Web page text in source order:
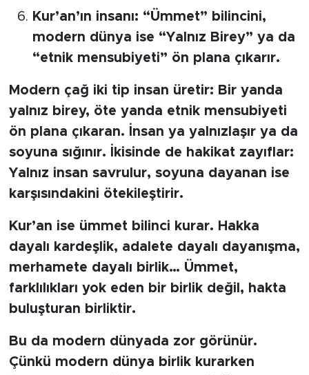
Kur’an’ın insanı: “Ümmet” bilincini,
modern dünya ise “Yalnız Birey” ya da
“etnik mensubiyeti” ön plana çıkarır.
Modern çağ iki tip insan üretir: Bir yanda
yalnız birey, öte yanda etnik mensubiyeti
ön plana çıkaran. İnsan ya yalnızlaşır ya da
soyuna sığınır. İkisinde de hakikat zayıflar:
Yalnız insan savrulur, soyuna dayanan ise
karşısındakini ötekileştirir.
Kur’an ise ümmet bilinci kurar. Hakka
dayalı kardeşlik, adalete dayalı dayanışma,
merhamete dayalı birlik… Ümmet,
farklılıkları yok eden bir birlik değil, hakta
buluşturan birliktir.
Bu da modern dünyada zor görünür.
Çünkü modern dünya birlik kurarken